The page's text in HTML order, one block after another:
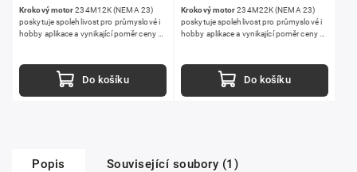
Do košíku
Krokový motor234M12K (NEMA 23)
poskytuje spolehlivost pro průmyslové i
hobby aplikace a vynikající poměr ceny a
krokový motor ideální volbou pro
aplikace, kde je klíčová spolehlivost a
dlouhá životnost.
Do košíku
Krokový motor234M22K (NEMA 23)
poskytuje spolehlivost pro průmyslové i
hobby aplikace a vynikající poměr ceny a
krokový motor ideální volbou pro
aplikace, kde je klíčová spolehlivost a
dlouhá životnost.
Popis Související soubory (1)